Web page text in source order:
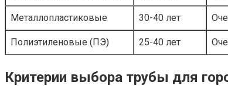
Металлопластиковые 30-40 лет
Полиэтиленовые (ПЭ) 25-40 лет
Критерии выбора трубы для